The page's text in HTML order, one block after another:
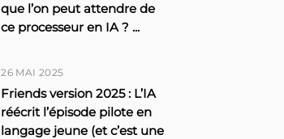
que l’on peut attendre de
ce processeur en IA ? ...
26 MAI 2025
Friends version 2025 : L’IA
réécrit l’épisode pilote en
langage jeune (et c’est une